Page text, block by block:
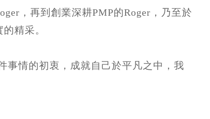
，再到創業深耕PMP的Roger，乃至於
精采。
事情的初衷，成就自己於平凡之中，我